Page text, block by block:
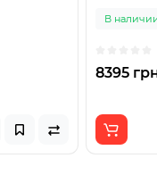
В
8395